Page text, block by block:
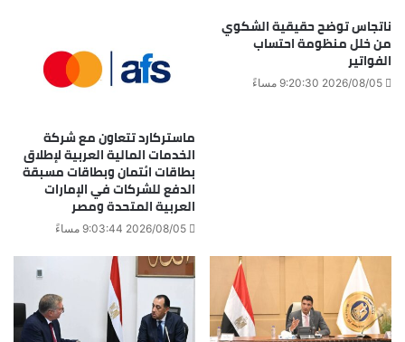
ناتجاس توضح حقيقية الشكوي
من خلل منظومة احتساب
الفواتير
2026/08/05 9:20:30 مساءً
ماستركارد تتعاون مع شركة
الخدمات المالية العربية لإطلاق
بطاقات ائتمان وبطاقات مسبقة
الدفع للشركات في الإمارات
العربية المتحدة ومصر
2026/08/05 9:03:44 مساءً